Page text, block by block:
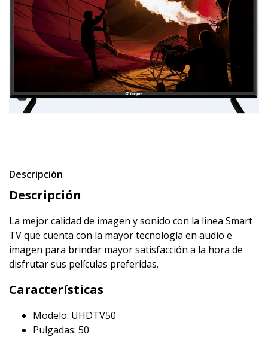
Descripción
Descripción
La mejor calidad de imagen y sonido con la linea Smart
TV que cuenta con la mayor tecnología en audio e
imagen para brindar mayor satisfacción a la hora de
disfrutar sus películas preferidas.
Características
Modelo: UHDTV50
Pulgadas: 50